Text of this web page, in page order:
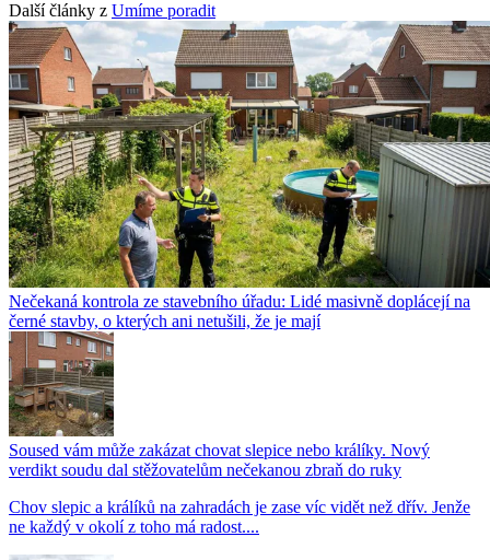
Další články z Umíme poradit
Nečekaná kontrola ze stavebního úřadu: Lidé masivně doplácejí na
černé stavby, o kterých ani netušili, že je mají
Soused vám může zakázat chovat slepice nebo králíky. Nový
verdikt soudu dal stěžovatelům nečekanou zbraň do ruky
Chov slepic a králíků na zahradách je zase víc vidět než dřív. Jenže
ne každý v okolí z toho má radost....